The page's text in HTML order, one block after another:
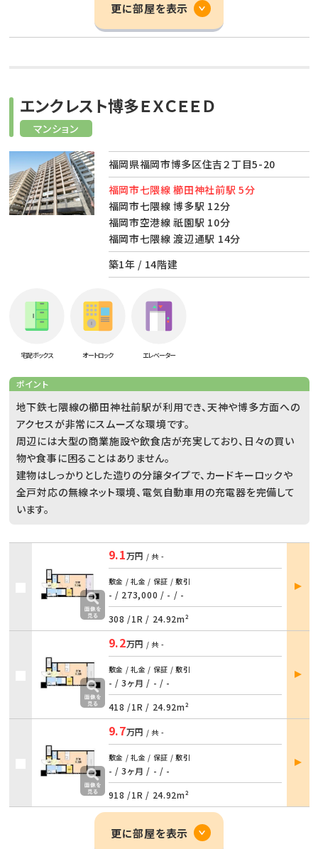
更に部屋を表示
マンション
エンクレスト博多ＥＸＣＥＥＤ
福岡県福岡市博多区住吉２丁目5-20
福岡市七隈線 櫛田神社前駅 5分
福岡市七隈線 博多駅 12分
福岡市空港線 祇園駅 10分
福岡市七隈線 渡辺通駅 14分
築1年 / 14階建
宅配ボックス オートロック エレベーター
ポイント
地下鉄七隈線の櫛田神社前駅が利用でき、天神や博多方面への
アクセスが非常にスムーズな環境です。
周辺には大型の商業施設や飲食店が充実しており、日々の買い
物や食事に困ることはありません。
建物はしっかりとした造りの分譲タイプで、カードキーロックや
全戸対応の無線ネット環境、電気自動車用の充電器を完備して
います。
9.1万円 / 共 -
敷金 / 礼金 / 保証 / 敷引
- / 273,000 / - / -
308 /1R / 24.92m²
部屋
詳細
9.2万円 / 共 -
敷金 / 礼金 / 保証 / 敷引
- / 3ヶ月 / - / -
418 /1R / 24.92m²
部屋
詳細
9.7万円 / 共 -
敷金 / 礼金 / 保証 / 敷引
- / 3ヶ月 / - / -
918 /1R / 24.92m²
部屋
詳細
更に部屋を表示